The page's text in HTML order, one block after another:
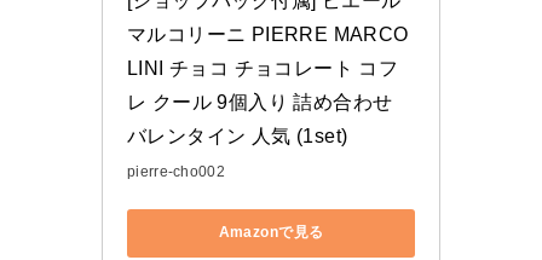
マルコリーニ PIERRE MARCO
LINI チョコ チョコレート コフ
レ クール 9個入り 詰め合わせ
バレンタイン 人気 (1set)
pierre-cho002
Amazonで見る